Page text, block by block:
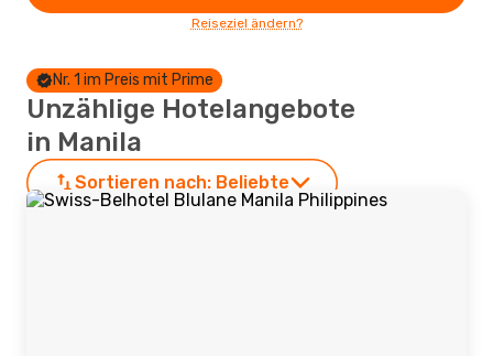
Reiseziel ändern?
Nr. 1 im Preis mit Prime
Unzählige Hotelangebote
in Manila
Sortieren nach: Beliebte